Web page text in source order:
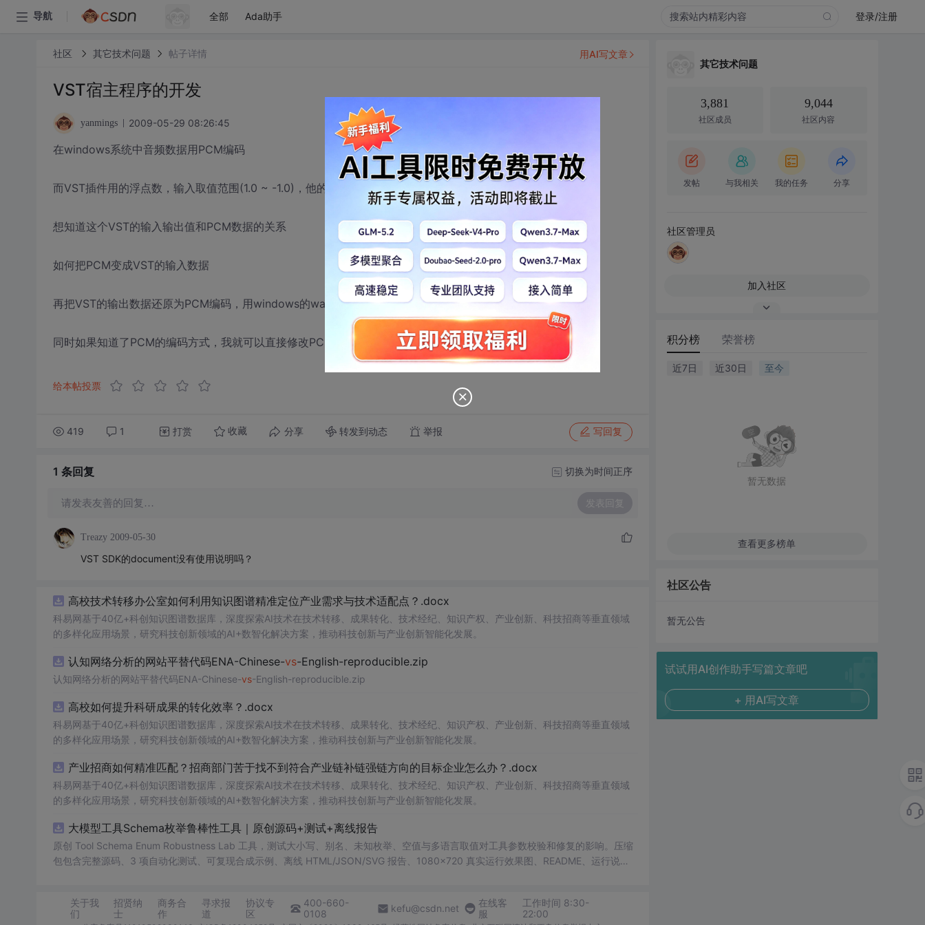
导航 全部 Ada助手 登录/注册
社区 其它技术问题 帖子详情
VST宿主程序的开发
yanmings 2009-05-29 08:26:45
在windows系统中音频数据用PCM编码
而VST插件用的浮点数，输入取值范围(1.0 ~ -1.0)，他的输出范围可能超过这个数值
想知道这个VST的输入输出值和PCM数据的关系
如何把PCM变成VST的输入数据
再把VST的输出数据还原为PCM编码，用windows的waveOutWrite函数输出
同时如果知道了PCM的编码方式，我就可以直接修改PCM数据来改变音量，不用依赖系统函数了
给本帖投票
419 1 打赏 收藏 分享 转发到动态 举报 写回复
用AI写文章
1 条回复 切换为时间正序
请发表友善的回复… 发表回复
Treazy 2009-05-30
VST SDK的document没有使用说明吗？
高校技术转移办公室如何利用知识图谱精准定位产业需求与技术适配点？.docx
科易网基于40亿+科创知识图谱数据库，深度探索AI技术在技术转移、成果转化、技术经纪、知识产权、产业创新、科技招商等垂直领域
的多样化应用场景，研究科技创新领域的AI+数智化解决方案，推动科技创新与产业创新智能化发展。
认知网络分析的网站平替代码ENA-Chinese-vs-English-reproducible.zip
认知网络分析的网站平替代码ENA-Chinese-vs-English-reproducible.zip
高校如何提升科研成果的转化效率？.docx
科易网基于40亿+科创知识图谱数据库，深度探索AI技术在技术转移、成果转化、技术经纪、知识产权、产业创新、科技招商等垂直领域
的多样化应用场景，研究科技创新领域的AI+数智化解决方案，推动科技创新与产业创新智能化发展。
产业招商如何精准匹配？招商部门苦于找不到符合产业链补链强链方向的目标企业怎么办？.docx
科易网基于40亿+科创知识图谱数据库，深度探索AI技术在技术转移、成果转化、技术经纪、知识产权、产业创新、科技招商等垂直领域
的多样化应用场景，研究科技创新领域的AI+数智化解决方案，推动科技创新与产业创新智能化发展。
大模型工具Schema枚举鲁棒性工具｜原创源码+测试+离线报告
原创 Tool Schema Enum Robustness Lab 工具，测试大小写、别名、未知枚举、空值与多语言取值对工具参数校验和修复的影响。压缩
包包含完整源码、3 项自动化测试、可复现合成示例、离线 HTML/JSON/SVG 报告、1080×720 真实运行效果图、README、运行说
关于我
们
招贤纳
士
商务合
作
寻求报
道
协议专
区
400-660-
0108
kefu@csdn.net
在线客
服
工作时间 8:30-
22:00
其它技术问题
3,881
社区成员
9,044
社区内容
发帖 与我相关 我的任务 分享
社区管理员
加入社区
积分榜 荣誉榜
近7日 近30日 至今
暂无数据
查看更多榜单
社区公告
暂无公告
试试用AI创作助手写篇文章吧
+ 用AI写文章